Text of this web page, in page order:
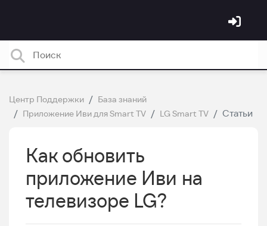
Центр Поддержки
База знаний
Приложение Иви для Smart TV
LG Smart TV Статьи
Как обновить
приложение Иви на
телевизоре LG?